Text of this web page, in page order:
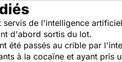
de l'intelligence
d'abord sortis du lot.
été passés au crible par
à la cocaïne et ayant pris